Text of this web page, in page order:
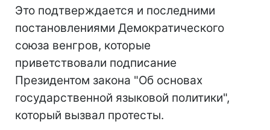
Это подтверждается и последними
постановлениями Демократического
союза венгров, которые
приветствовали подписание
Президентом закона "Об основах
государственной языковой политики",
который вызвал протесты.